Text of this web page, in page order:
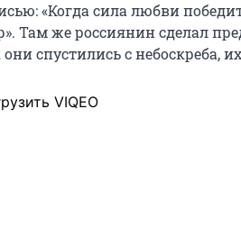
«Когда сила любви
Там же россиянин сделал
они спустились с небоскреба,
VIQEO